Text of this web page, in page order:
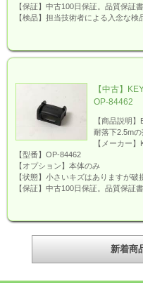
【保証】中古100日保証。品質保証
【検品】担当技術者による入念な
【中古】
OP-84462
【商品説明
耐落下2.5mの
【メーカー
【型番】OP-84462
【オプション】本体のみ
【状態】小さいキズはありますが破
【保証】中古100日保証。品質保証